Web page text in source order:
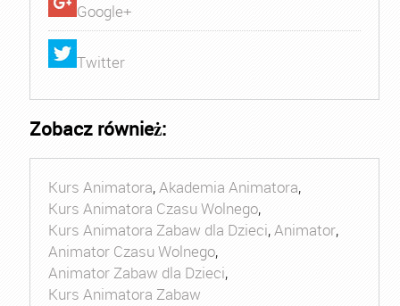
Google+
Twitter
Zobacz również:
Kurs Animatora,Akademia Animatora,
Kurs Animatora Czasu Wolnego,
Kurs Animatora Zabaw dla Dzieci,Animator,
Animator Czasu Wolnego,
Animator Zabaw dla Dzieci,
Kurs Animatora Zabaw